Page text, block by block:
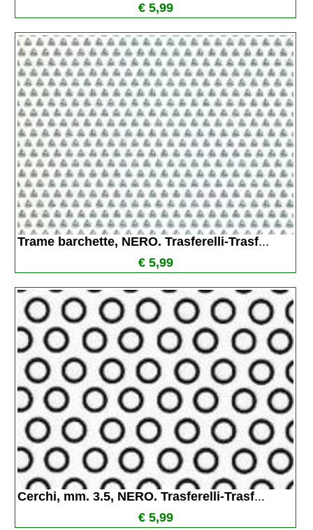
€ 5,99
Trame barchette, NERO. Trasferelli-Trasf...
€ 5,99
Cerchi, mm. 3.5, NERO. Trasferelli-Trasf...
€ 5,99